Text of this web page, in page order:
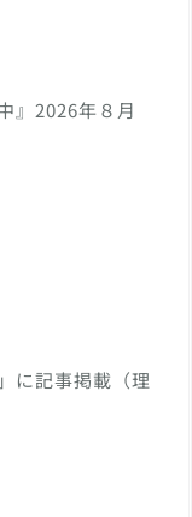
』2026年８月
に記事掲載（理